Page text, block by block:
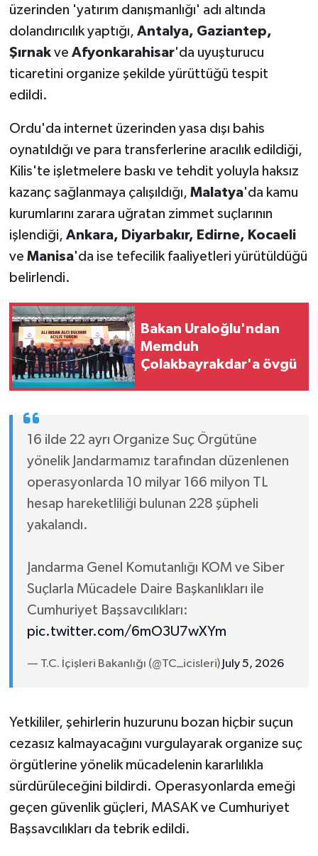
üzerinden 'yatırım danışmanlığı' adı altında
dolandırıcılık yaptığı, Antalya, Gaziantep,
Şırnakve Afyonkarahisar'da uyuşturucu
ticaretini organize şekilde yürüttüğü tespit
edildi.
Ordu'da internet üzerinden yasa dışı bahis
oynatıldığı ve para transferlerine aracılık edildiği,
Kilis'te işletmelere baskı ve tehdit yoluyla haksız
kazanç sağlanmaya çalışıldığı, Malatya'da kamu
kurumlarını zarara uğratan zimmet suçlarının
işlendiği, Ankara, Diyarbakır, Edirne, Kocaeli
ve Manisa'da ise tefecilik faaliyetleri yürütüldüğü
belirlendi.
Bakan Uraloğlu'ndan
Memduh
Çolakbayrakdar'a övgü
16 ilde 22 ayrı Organize Suç Örgütüne
yönelik Jandarmamız tarafından düzenlenen
operasyonlarda 10 milyar 166 milyon TL
hesap hareketliliği bulunan 228 şüpheli
yakalandı.
Jandarma Genel Komutanlığı KOM ve Siber
Suçlarla Mücadele Daire Başkanlıkları ile
Cumhuriyet Başsavcılıkları:
pic.twitter.com/6mO3U7wXYm
— T.C. İçişleri Bakanlığı (@TC_icisleri) July 5, 2026
Yetkililer, şehirlerin huzurunu bozan hiçbir suçun
cezasız kalmayacağını vurgulayarak organize suç
örgütlerine yönelik mücadelenin kararlılıkla
sürdürüleceğini bildirdi. Operasyonlarda emeği
geçen güvenlik güçleri, MASAK ve Cumhuriyet
Başsavcılıkları da tebrik edildi.